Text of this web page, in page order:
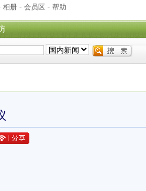
相册 - 会员区 - 帮助